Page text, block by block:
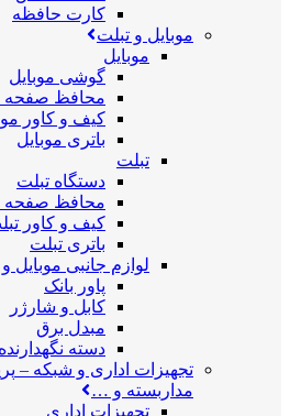
کارت حافظه
موبایل و تبلت
موبایل
گوشی موبایل
محافظ صفحه
کیف و کاور
باتری موبایل
تبلت
دستگاه تبلت
محافظ صفحه
کیف و کاور
باتری تبلت
لوازم جانبی موبایل
پاور بانک
کابل و شارژر
مبدل برق
دسته
تجهیزات اداری و شبکه –
مداربسته و …
تجهیزات اداری